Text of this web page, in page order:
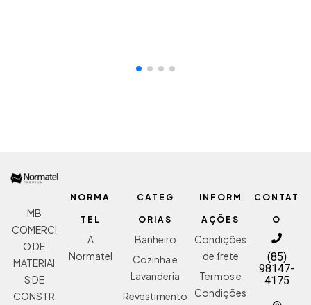
MB
COMERCI
O DE
MATERIAI
S DE
CONSTR
NORMA
TEL
A
Normatel
CATEG
ORIAS
Banheiro
Cozinha e
Lavanderia
Revestimento
INFORM
AÇÕES
Condições
de frete
Termos e
Condições
CONTAT
O
(85)
98147-
4175